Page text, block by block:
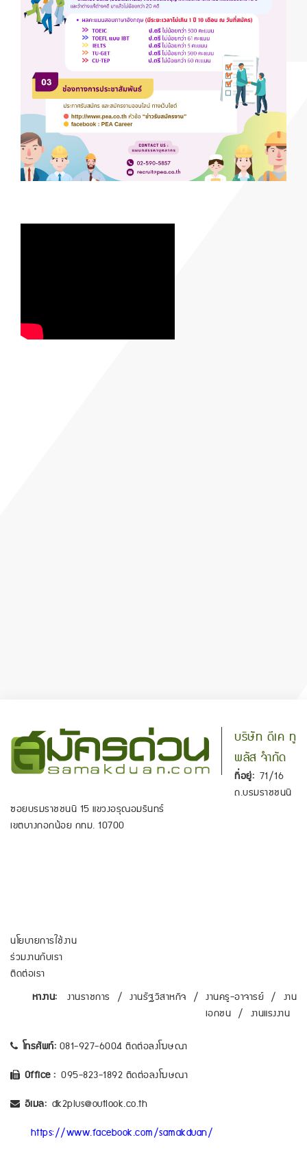
บริษัท ดีเค ทู
พลัส จำกัด
ที่อยู่: 71/16
ถ.บรมราชชนนี
ซอยบรมราชชนนี 15 แขวงอรุณอมรินทร์
เขตบางกอกน้อย กทม. 10700
นโยบายการใช้งาน
ร่วมงานกับเรา
ติดต่อเรา
หางาน:
งานราชการ / งานรัฐวิสาหกิจ / งานครู-อาจารย์ / งาน
เอกชน / งานแรงงาน
โทรศัพท์: 081-927-6004 ติดต่อลงโฆษณา
Office : 095-823-1892 ติดต่อลงโฆษณา
อีเมล: dk2plus@outlook.co.th
https://www.facebook.com/samakduan/